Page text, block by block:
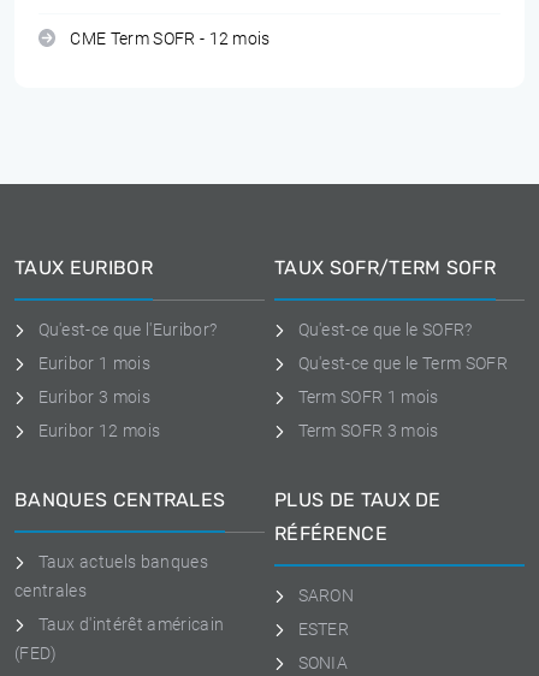
CME Term SOFR - 12 mois
TAUX EURIBOR
Qu'est-ce que l'Euribor?
Euribor 1 mois
Euribor 3 mois
Euribor 12 mois
TAUX SOFR/TERM SOFR
Qu'est-ce que le SOFR?
Qu'est-ce que le Term SOFR
Term SOFR 1 mois
Term SOFR 3 mois
BANQUES CENTRALES
Taux actuels banques
centrales
Taux d'intérêt américain
(FED)
PLUS DE TAUX DE
RÉFÉRENCE
SARON
ESTER
SONIA